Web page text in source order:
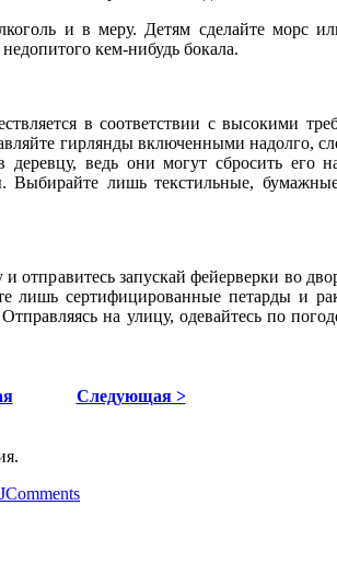
и в меру. Детям сделайте морс
кем-нибудь бокала.
в соответствии с высокими
гирлянды включенными надолго,
ведь они могут сбросить его
лишь текстильные,
запускай фейерверки во
лишь сертифицированные петарды и
на улицу, одевайтесь по
Следующая >
JComments